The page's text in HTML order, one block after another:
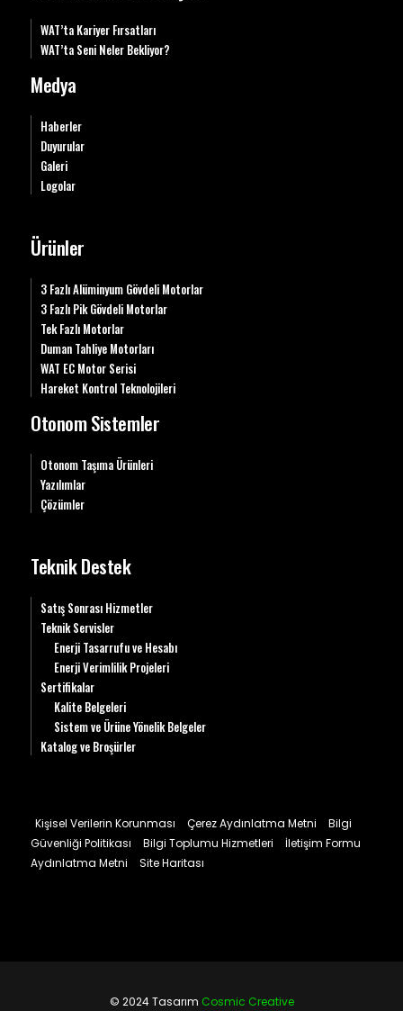
WAT’ta Kariyer Fırsatları
WAT’ta Seni Neler Bekliyor?
Medya
Haberler
Duyurular
Galeri
Logolar
Ürünler
3 Fazlı Alüminyum Gövdeli Motorlar
3 Fazlı Pik Gövdeli Motorlar
Tek Fazlı Motorlar
Duman Tahliye Motorları
WAT EC Motor Serisi
Hareket Kontrol Teknolojileri
Otonom Sistemler
Otonom Taşıma Ürünleri
Yazılımlar
Çözümler
Teknik Destek
Satış Sonrası Hizmetler
Teknik Servisler
Enerji Tasarrufu ve Hesabı
Enerji Verimlilik Projeleri
Sertifikalar
Kalite Belgeleri
Sistem ve Ürüne Yönelik Belgeler
Katalog ve Broşürler
Kişisel Verilerin Korunması Çerez Aydınlatma Metni
Bilgi
Güvenliği Politikası
Bilgi Toplumu Hizmetleri
İletişim Formu
Aydınlatma Metni
Site Haritası
© 2024 Tasarım Cosmic Creative